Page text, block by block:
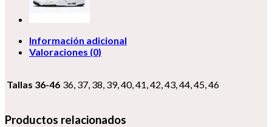
Información adicional
Valoraciones (0)
Tallas 36-46 36, 37, 38, 39, 40, 41, 42, 43, 44, 45, 46
Productos relacionados